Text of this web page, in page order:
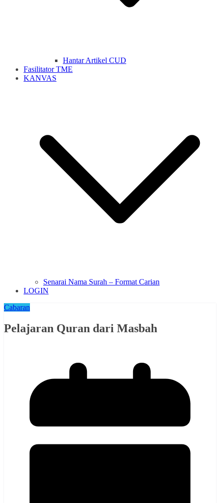
Hantar Artikel CUD
Fasilitator TME
KANVAS
Senarai Nama Surah – Format Carian
LOGIN
Cabaran
Pelajaran Quran dari Masbah